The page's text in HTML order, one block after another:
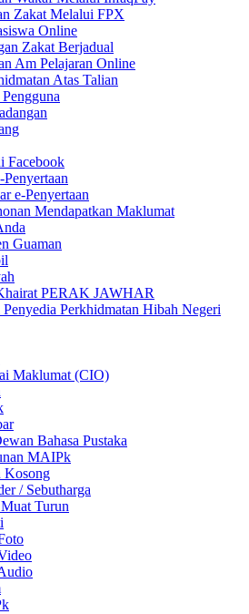
Zakat Melalui FPX
Online
Zakat Berjadual
Am Pelajaran Online
Atas Talian
Facebook
e-Penyertaan
Mendapatkan Maklumat
Guaman
PERAK JAWHAR
Penyedia Perkhidmatan Hibah Negeri
Maklumat (CIO)
Bahasa Pustaka
MAIPk
Kosong
/ Sebutharga
Turun